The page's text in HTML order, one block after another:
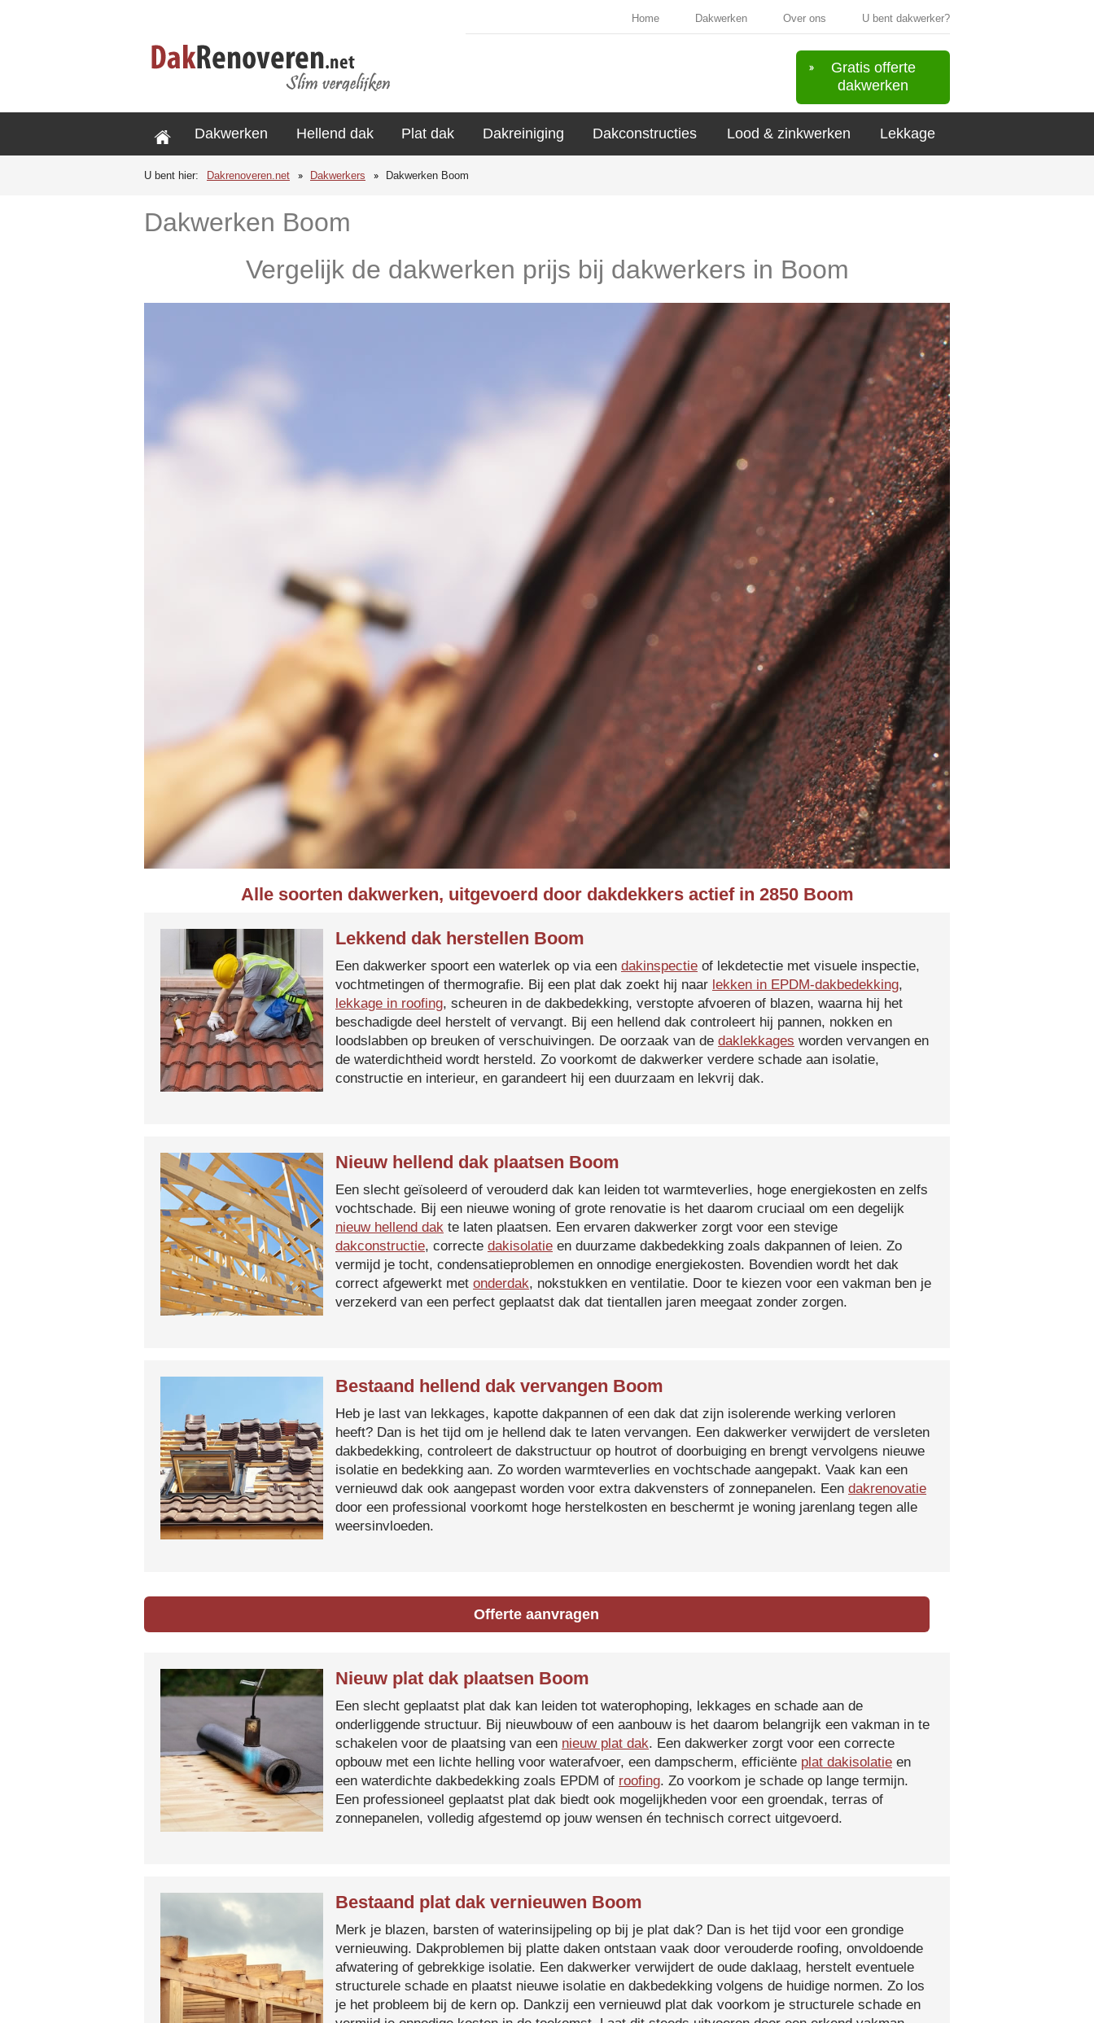
Home Dakwerken Over ons U bent dakwerker?
Gratis offerte
dakwerken
Dakwerken Hellend dak Plat dak Dakreiniging Dakconstructies Lood & zinkwerken Lekkage
U bent hier: Dakrenoveren.net Dakwerkers Dakwerken Boom
Dakwerken Boom
Vergelijk de dakwerken prijs bij dakwerkers in Boom
Alle soorten dakwerken, uitgevoerd door dakdekkers actief in 2850 Boom
Lekkend dak herstellen Boom
Een dakwerker spoort een waterlek op via een dakinspectie of lekdetectie met visuele inspectie,
vochtmetingen of thermografie. Bij een plat dak zoekt hij naar lekken in EPDM-dakbedekking,
lekkage in roofing, scheuren in de dakbedekking, verstopte afvoeren of blazen, waarna hij het
beschadigde deel herstelt of vervangt. Bij een hellend dak controleert hij pannen, nokken en
loodslabben op breuken of verschuivingen. De oorzaak van de daklekkages worden vervangen en
de waterdichtheid wordt hersteld. Zo voorkomt de dakwerker verdere schade aan isolatie,
constructie en interieur, en garandeert hij een duurzaam en lekvrij dak.
Nieuw hellend dak plaatsen Boom
Een slecht geïsoleerd of verouderd dak kan leiden tot warmteverlies, hoge energiekosten en zelfs
vochtschade. Bij een nieuwe woning of grote renovatie is het daarom cruciaal om een degelijk
nieuw hellend dak te laten plaatsen. Een ervaren dakwerker zorgt voor een stevige
dakconstructie, correcte dakisolatie en duurzame dakbedekking zoals dakpannen of leien. Zo
vermijd je tocht, condensatieproblemen en onnodige energiekosten. Bovendien wordt het dak
correct afgewerkt met onderdak, nokstukken en ventilatie. Door te kiezen voor een vakman ben je
verzekerd van een perfect geplaatst dak dat tientallen jaren meegaat zonder zorgen.
Bestaand hellend dak vervangen Boom
Heb je last van lekkages, kapotte dakpannen of een dak dat zijn isolerende werking verloren
heeft? Dan is het tijd om je hellend dak te laten vervangen. Een dakwerker verwijdert de versleten
dakbedekking, controleert de dakstructuur op houtrot of doorbuiging en brengt vervolgens nieuwe
isolatie en bedekking aan. Zo worden warmteverlies en vochtschade aangepakt. Vaak kan een
vernieuwd dak ook aangepast worden voor extra dakvensters of zonnepanelen. Een dakrenovatie
door een professional voorkomt hoge herstelkosten en beschermt je woning jarenlang tegen alle
weersinvloeden.
Offerte aanvragen
Nieuw plat dak plaatsen Boom
Een slecht geplaatst plat dak kan leiden tot waterophoping, lekkages en schade aan de
onderliggende structuur. Bij nieuwbouw of een aanbouw is het daarom belangrijk een vakman in te
schakelen voor de plaatsing van een nieuw plat dak. Een dakwerker zorgt voor een correcte
opbouw met een lichte helling voor waterafvoer, een dampscherm, efficiënte plat dakisolatie en
een waterdichte dakbedekking zoals EPDM of roofing. Zo voorkom je schade op lange termijn.
Een professioneel geplaatst plat dak biedt ook mogelijkheden voor een groendak, terras of
zonnepanelen, volledig afgestemd op jouw wensen én technisch correct uitgevoerd.
Bestaand plat dak vernieuwen Boom
Merk je blazen, barsten of waterinsijpeling op bij je plat dak? Dan is het tijd voor een grondige
vernieuwing. Dakproblemen bij platte daken ontstaan vaak door verouderde roofing, onvoldoende
afwatering of gebrekkige isolatie. Een dakwerker verwijdert de oude daklaag, herstelt eventuele
structurele schade en plaatst nieuwe isolatie en dakbedekking volgens de huidige normen. Zo los
je het probleem bij de kern op. Dankzij een vernieuwd plat dak voorkom je structurele schade en